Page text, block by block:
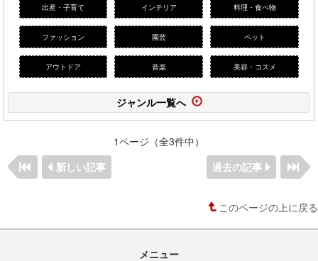
出産・子育て インテリア 料理・食べ物
ファッション 園芸 ペット
アウトドア 音楽 美容・コスメ
ジャンル一覧へ
1ページ（全3件中）
新しい記事
過去の記事
このページの上に戻る
メニュー